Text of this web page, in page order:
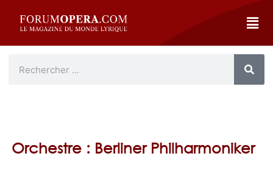
Orchestre : Berliner Philharmoniker